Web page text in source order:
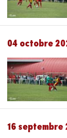
04 octobre
16 septembre